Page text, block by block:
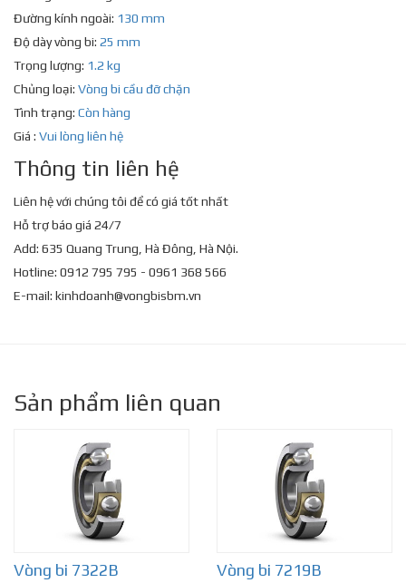
Đường kính ngoài: 130 mm
Độ dày vòng bi: 25 mm
Trọng lượng: 1.2 kg
Chủng loại: Vòng bi cầu đỡ chặn
Tình trạng: Còn hàng
Giá : Vui lòng liên hệ
Thông tin liên hệ
Liên hệ với chúng tôi để có giá tốt nhất
Hỗ trợ báo giá 24/7
Add: 635 Quang Trung, Hà Đông, Hà Nội.
Hotline: 0912 795 795 - 0961 368 566
E-mail: kinhdoanh@vongbisbm.vn
Sản phẩm liên quan
Vòng bi 7322B Vòng bi 7219B